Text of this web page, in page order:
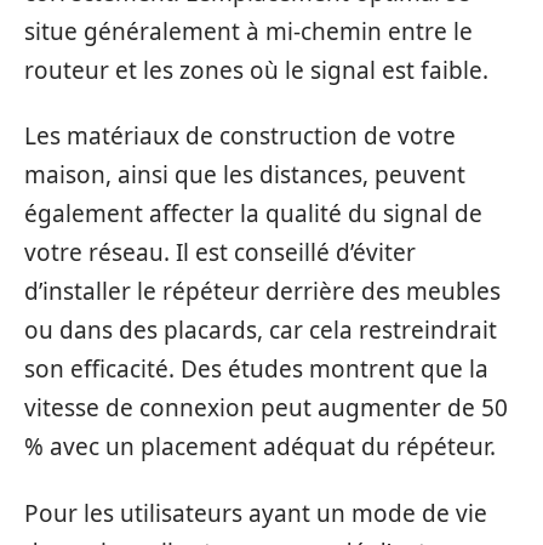
situe généralement à mi-chemin entre le
routeur et les zones où le signal est faible.
Les matériaux de construction de votre
maison, ainsi que les distances, peuvent
également affecter la qualité du signal de
votre réseau. Il est conseillé d’éviter
d’installer le répéteur derrière des meubles
ou dans des placards, car cela restreindrait
son efficacité. Des études montrent que la
vitesse de connexion peut augmenter de 50
% avec un placement adéquat du répéteur.
Pour les utilisateurs ayant un mode de vie